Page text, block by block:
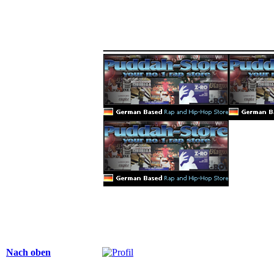
Nach oben